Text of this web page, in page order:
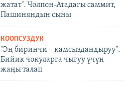
жатат". Чолпон-Атадагы саммит,
Пашиняндын сыны
КООПСУЗДУК
"Эң биринчи – камсыздандыруу".
Бийик чокуларга чыгуу үчүн
жаңы талап